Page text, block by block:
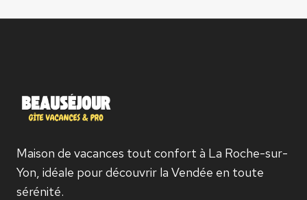
Maison de vacances tout confort à La Roche-sur-
Yon, idéale pour découvrir la Vendée en toute
sérénité.